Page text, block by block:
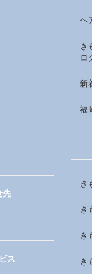
先
ス
ヘ
き
ロ
新
福
き
き
き
き